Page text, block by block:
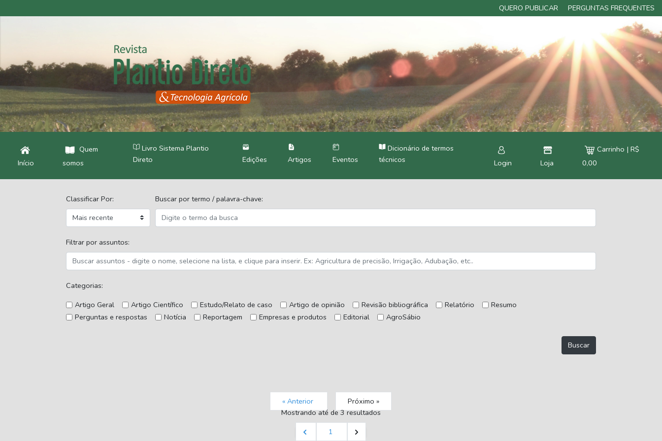
QUERO PUBLICAR PERGUNTAS FREQUENTES
Início
Quem
somos
Livro Sistema Plantio
Direto
Edições Artigos Eventos
Dicionário de termos
técnicos
Login Loja
Carrinho | R$
0,00
Classificar Por: Buscar por termo / palavra-chave:
Filtrar por assuntos:
Categorias:
Artigo Geral
Artigo Científico Estudo/Relato de caso Artigo de opinião Revisão bibliográfica Relatório
Resumo
Perguntas e respostas
Notícia Reportagem Empresas e produtos Editorial AgroSábio
« Anterior
Próximo »
Mostrandoaté de3resultados
1